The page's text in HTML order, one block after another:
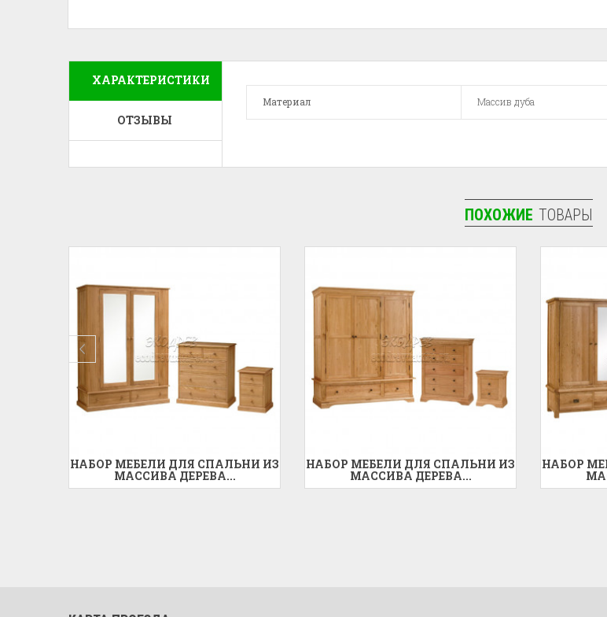
ХАРАКТЕРИСТИКИ
ОТЗЫВЫ
Материал Массив дуба
ПОХОЖИЕ ТОВАРЫ
НАБОР МЕБЕЛИ ДЛЯ СПАЛЬНИ ИЗ
МАССИВА ДЕРЕВА...
НАБОР МЕБЕЛИ ДЛЯ СПАЛЬНИ ИЗ
МАССИВА ДЕРЕВА...
НАБОР